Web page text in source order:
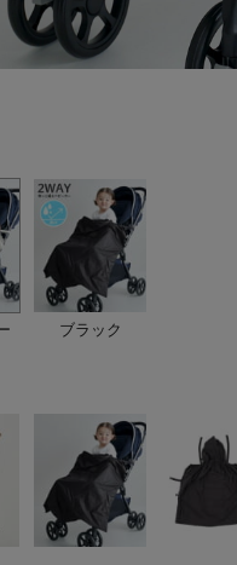
ブラック